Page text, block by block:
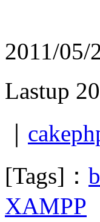
2011/05/
Lastup
[Tags]：
XAMPP